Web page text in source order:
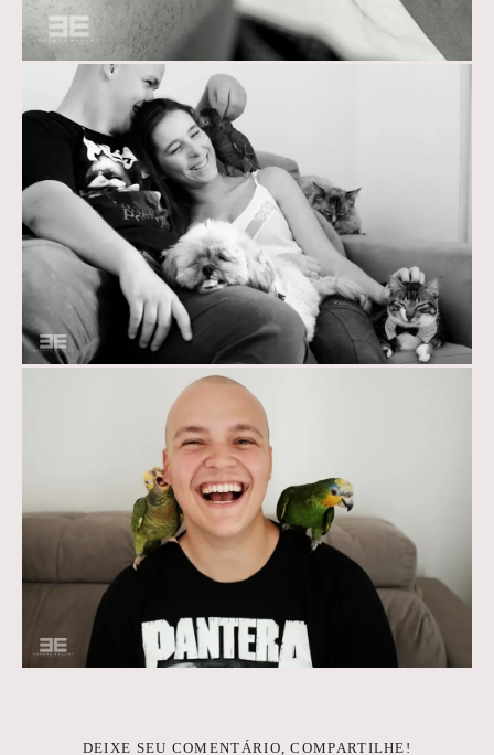
DEIXE SEU COMENTÁRIO, COMPARTILHE!